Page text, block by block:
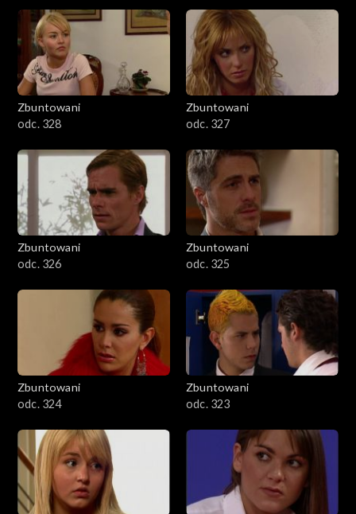
Zbuntowani
odc. 328
Zbuntowani
odc. 327
Zbuntowani
odc. 326
Zbuntowani
odc. 325
Zbuntowani
odc. 324
Zbuntowani
odc. 323